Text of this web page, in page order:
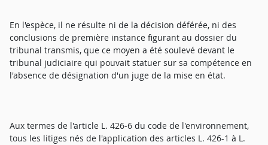
En l'espèce, il ne résulte ni de la décision déférée, ni des
conclusions de première instance figurant au dossier du
tribunal transmis, que ce moyen a été soulevé devant le
tribunal judiciaire qui pouvait statuer sur sa compétence en
l'absence de désignation d'un juge de la mise en état.
Aux termes de l'article L. 426-6 du code de l'environnement,
tous les litiges nés de l'application des articles L. 426-1 à L.